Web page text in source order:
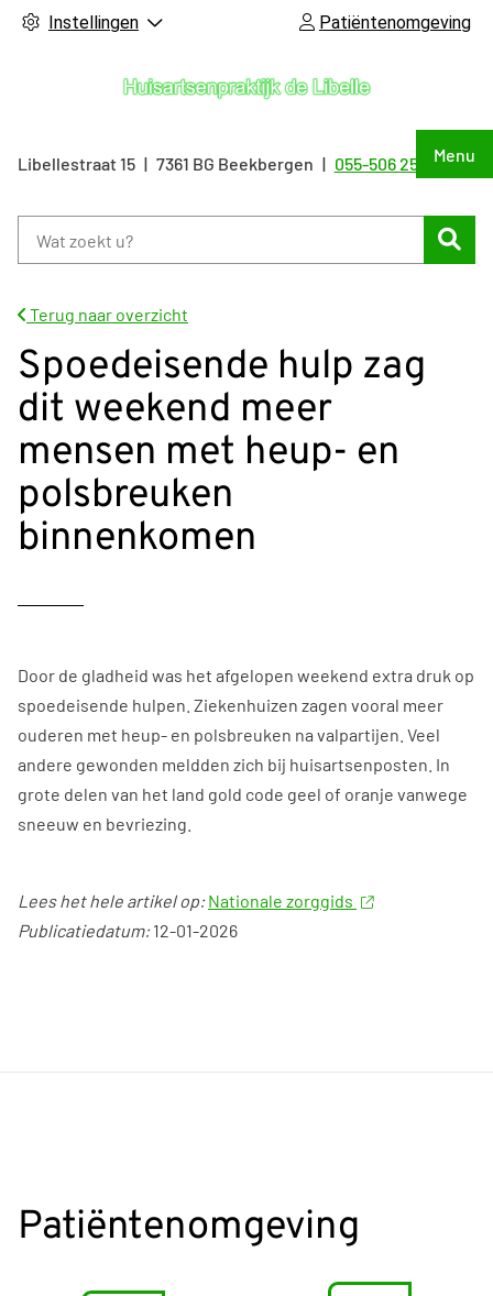
Instellingen Patiëntenomgeving
Menu
Libellestraat15 7361 BG Beekbergen Tel:
055-506 25 55
Terug naar overzicht
Spoedeisende hulp zag
dit weekend meer
mensen met heup- en
polsbreuken
binnenkomen
Door de gladheid was het afgelopen weekend extra druk op
spoedeisende hulpen. Ziekenhuizen zagen vooral meer
ouderen met heup- en polsbreuken na valpartijen. Veel
andere gewonden meldden zich bij huisartsenposten. In
grote delen van het land gold code geel of oranje vanwege
sneeuw en bevriezing.
Lees het hele artikel op: Nationale zorggids
Publicatiedatum:12-01-2026
Patiëntenomgeving